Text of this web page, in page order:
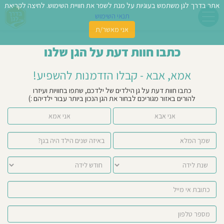
כתבו חוות דעת על הגן שלנו
אמא, אבא - קבלו הזדמנות להשפיע!
כתבו חוות דעת על גן הילדים של ילדכם, שתפו בחוויות ועיזרו
להורים באזור מגוריכם לבחור את הגן הנכון ביותר עבור ילדיהם :)
אני אמא אני אבא
אתר בדרך לגן משתמש בעוגיות על מנת לשפר את חוויית השימוש. לחיצה לקריאת
תנאי השימוש
אני מאשר/ת